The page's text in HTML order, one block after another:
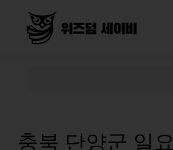
충북 단양군 일